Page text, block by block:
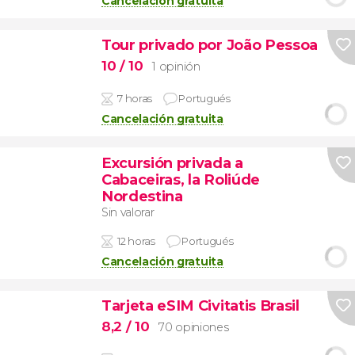
Tour privado por João Pessoa
10 / 10 1 opinión
7 horas Portugués
Cancelación gratuita
Excursión privada a
Cabaceiras, la Roliúde
Nordestina
Sin valorar
12 horas Portugués
Cancelación gratuita
Tarjeta eSIM Civitatis Brasil
8,2 / 10 70 opiniones